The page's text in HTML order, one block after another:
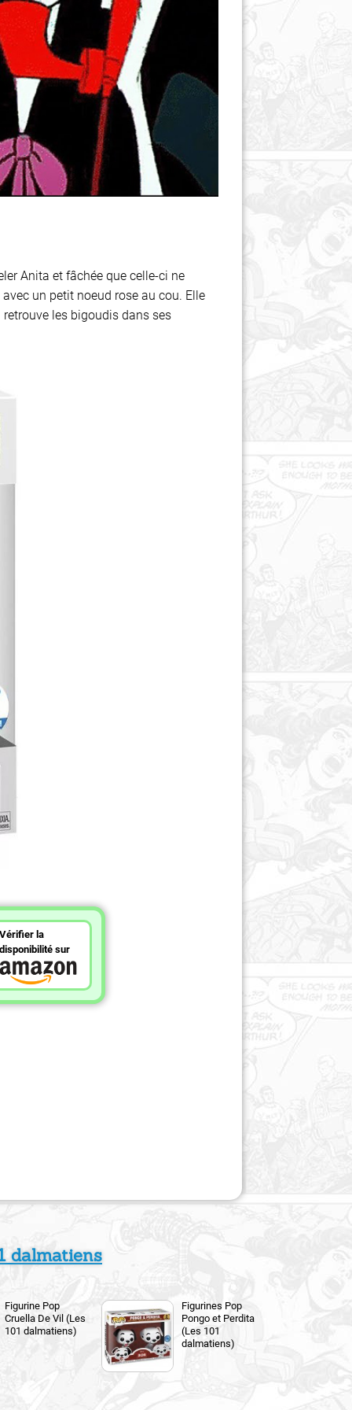
Anita et fâchée que celle-ci ne
un petit noeud rose au cou. Elle
les bigoudis dans ses
Vérifier la
disponibilité sur
dalmatiens
Figurine Pop
Cruella De Vil (Les
101 dalmatiens)
Figurines Pop
Pongo et Perdita
(Les 101
dalmatiens)